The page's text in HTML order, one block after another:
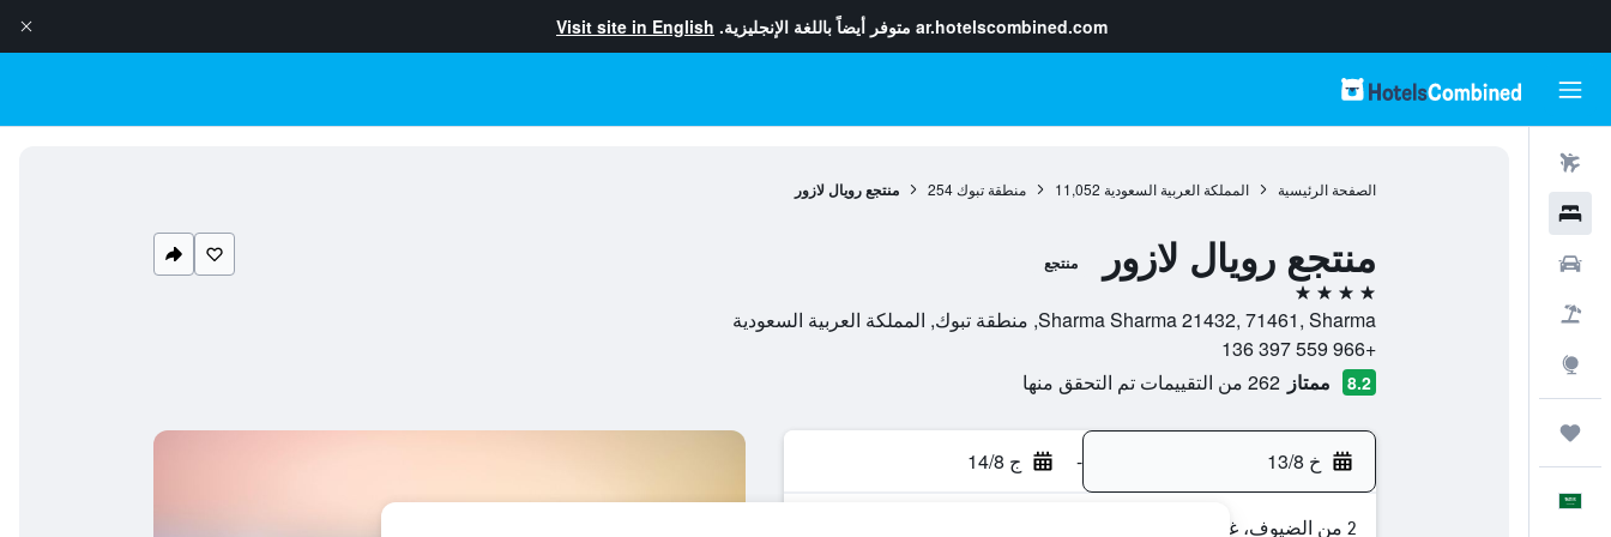
ar.hotelscombined.com متوفر أيضاً باللغة الإنجليزية. Visit site in English
الصفحة الرئيسية المملكة العربية السعودية 11,052 منطقة تبوك 254 منتجع رويال لازور
منتجع رويال لازور منتجع
4 نجوم
Sharma Sharma 21432, 71461, Sharma, منطقة تبوك, المملكة العربية السعودية
+966 559 397 136
8.2 ممتاز 262 من التقييمات تم التحقق منها
خ 13/8 - ج 14/8
2 من الضيوف، غرفة واحدة